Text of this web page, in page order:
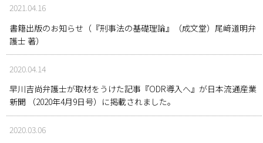
2021.04.16
書籍出版のお知らせ（『刑事法の基礎理論』（成文堂）尾﨑道明弁
護士 著）
2020.04.14
早川吉尚弁護士が取材をうけた記事『ODR導入へ』が日本流通産業
新聞 （2020年4月9日号）に掲載されました。
2020.03.06